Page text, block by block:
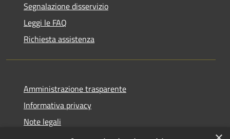
Segnalazione disservizio
Leggi le FAQ
Richiesta assistenza
Amministrazione trasparente
Informativa privacy
Note legali